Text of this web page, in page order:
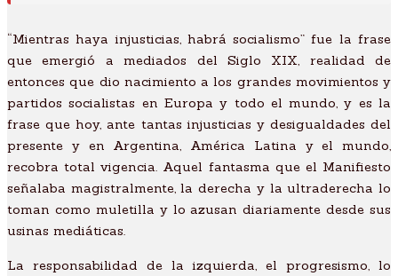
“Mientras haya injusticias, habrá socialismo” fue la frase
que emergió a mediados del Siglo XIX, realidad de
entonces que dio nacimiento a los grandes movimientos y
partidos socialistas en Europa y todo el mundo, y es la
frase que hoy, ante tantas injusticias y desigualdades del
presente y en Argentina, América Latina y el mundo,
recobra total vigencia. Aquel fantasma que el Manifiesto
señalaba magistralmente, la derecha y la ultraderecha lo
toman como muletilla y lo azusan diariamente desde sus
usinas mediáticas.
La responsabilidad de la izquierda, el progresismo, lo